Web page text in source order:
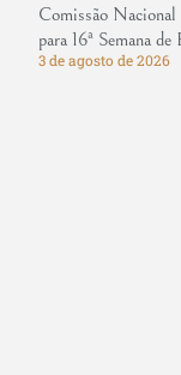
Comissão Nacional
para 16ª Semana
3 de agosto de 2026